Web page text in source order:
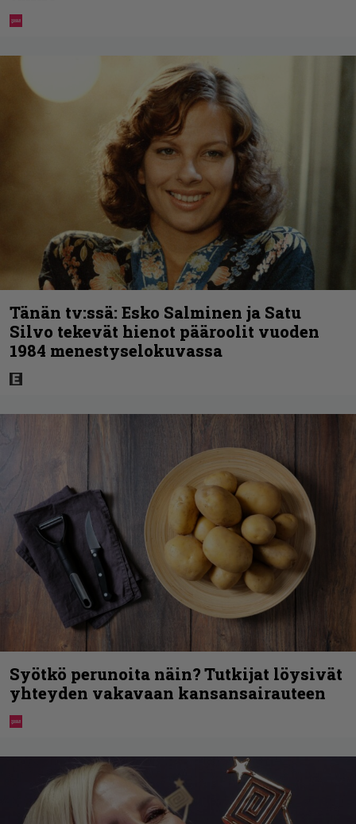
Tänän tv:ssä: Esko Salminen ja Satu
Silvo tekevät hienot pääroolit vuoden
1984 menestyselokuvassa
Syötkö perunoita näin? Tutkijat löysivät
yhteyden vakavaan kansansairauteen